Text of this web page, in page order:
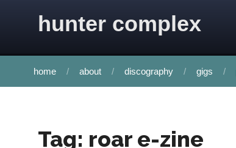
hunter complex
home about discography gigs
Tag: roar e-zine